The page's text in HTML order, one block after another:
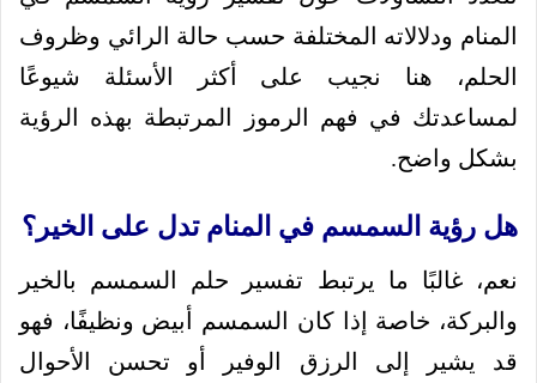
المنام ودلالاته المختلفة حسب حالة الرائي وظروف
الحلم، هنا نجيب على أكثر الأسئلة شيوعًا
لمساعدتك في فهم الرموز المرتبطة بهذه الرؤية
بشكل واضح.
هل رؤية السمسم في المنام تدل على الخير؟
نعم، غالبًا ما يرتبط تفسير حلم السمسم بالخير
والبركة، خاصة إذا كان السمسم أبيض ونظيفًا، فهو
قد يشير إلى الرزق الوفير أو تحسن الأحوال